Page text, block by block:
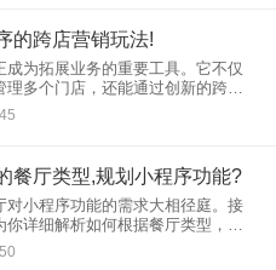
的跨店营销玩法!
成为拓展业务的重要工具。它不仅
多个门店，还能通过创新的跨店
资源共享和销售增长。跨店营销作
方式，能够打破门店间的界限，
餐厅类型,规划小程序功能?
对小程序功能的需求大相径庭。接
详细解析如何根据餐厅类型，科
序功能，让你的小程序成为餐饮运
营的得力助手。 一、快餐店：高效点餐，快速服务